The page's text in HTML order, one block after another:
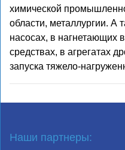
химической
области, металлургии. А
насосах, в нагнетающих
средствах, в агрегатах
запуска тяжело-
Наши партнеры: